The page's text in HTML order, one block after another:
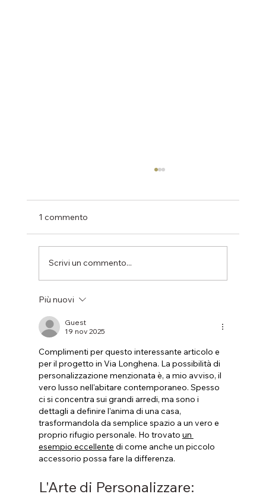
Famiglia: due soluzioni moderne in
classe A4 a Verona
1 commento
Scrivi un commento...
Più nuovi
Guest
19 nov 2025
Complimenti per questo interessante articolo e
per il progetto in Via Longhena. La possibilità di
personalizzazione menzionata è, a mio avviso, il
vero lusso nell'abitare contemporaneo. Spesso
ci si concentra sui grandi arredi, ma sono i
dettagli a definire l'anima di una casa,
trasformandola da semplice spazio a un vero e
proprio rifugio personale. Ho trovato un
esempio eccellente di come anche un piccolo
accessorio possa fare la differenza.
L'Arte di Personalizzare: